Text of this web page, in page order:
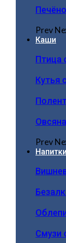
Prev
Каши
Птица
Кутья
Prev
Напитки
Смузи